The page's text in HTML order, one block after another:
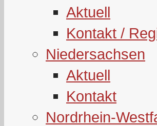
Aktuell
Kontakt /
Niedersachsen
Aktuell
Kontakt
Nordrhein-